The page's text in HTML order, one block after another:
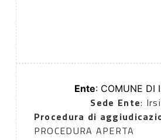
Ente: COMUNE DI
Sede Ente:
Procedura di
PROCEDURA APERTA